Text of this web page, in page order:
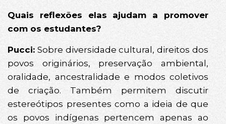
Quais reflexões elas ajudam a promover
com os estudantes?
Pucci: Sobre diversidade cultural, direitos dos
povos originários, preservação ambiental,
oralidade, ancestralidade e modos coletivos
de criação. Também permitem discutir
estereótipos presentes como a ideia de que
os povos indígenas pertencem apenas ao